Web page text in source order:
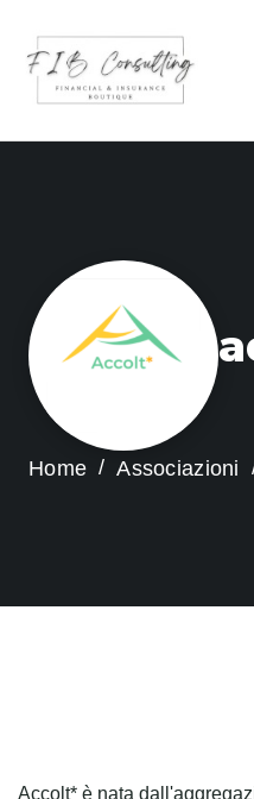
a
Home Associazioni
Accolt* è nata